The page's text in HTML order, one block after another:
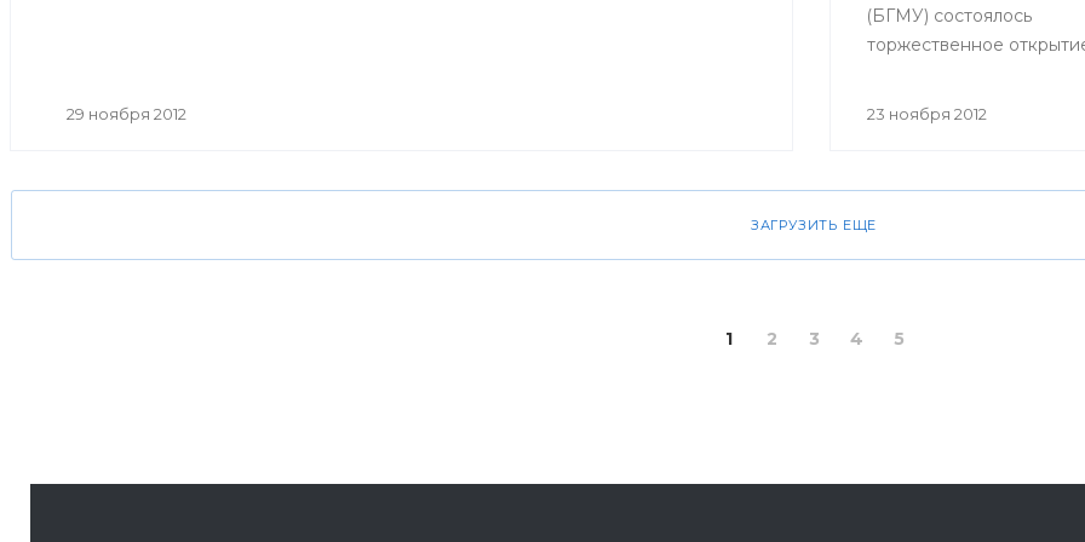
29 ноября 2012
(БГМУ) состоялось
торжественное
центра. Мероприятие
23 ноября 2012
ЗАГРУЗИТЬ ЕЩЕ
1 2 3 4 5